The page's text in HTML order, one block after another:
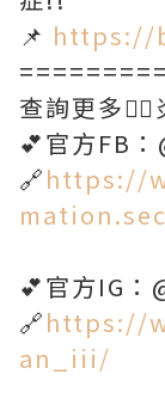
📌 https://
查詢更多
💕官方FB
🔗https://
💕官方IG：
🔗https://
an_iii/